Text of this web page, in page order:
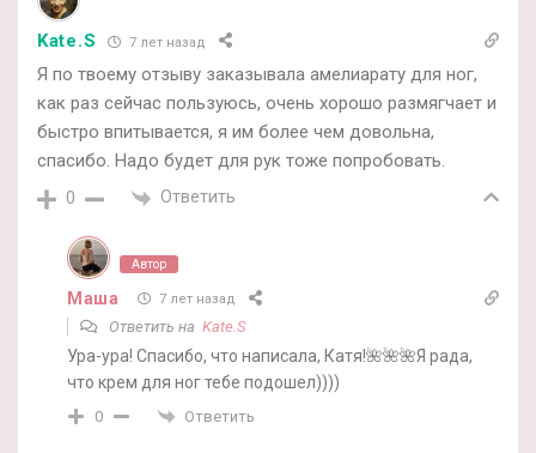
Kate.S 7 лет назад
Я по твоему отзыву заказывала амелиарату для ног,
как раз сейчас пользуюсь, очень хорошо размягчает и
быстро впитывается, я им более чем довольна,
спасибо. Надо будет для рук тоже попробовать.
0 Ответить
Автор
Маша 7 лет назад
Ответить на Kate.S
Ура-ура! Спасибо, что написала, Катя!🌺🌺🌺Я рада,
что крем для ног тебе подошел))))
0 Ответить